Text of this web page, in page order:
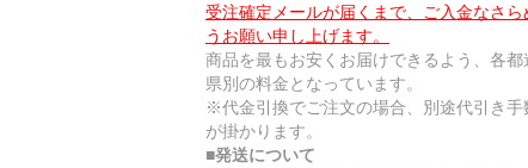
受注確定メールが届くまで、ご入金なさら
うお願い申し上げます。
商品を最もお安くお届けできるよう、各都
県別の料金となっています。
※代金引換でご注文の場合、別途代引き手
が掛かります。
■発送について